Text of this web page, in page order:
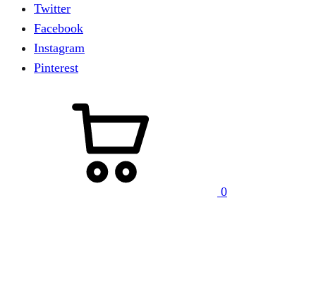
Twitter
Facebook
Instagram
Pinterest
0